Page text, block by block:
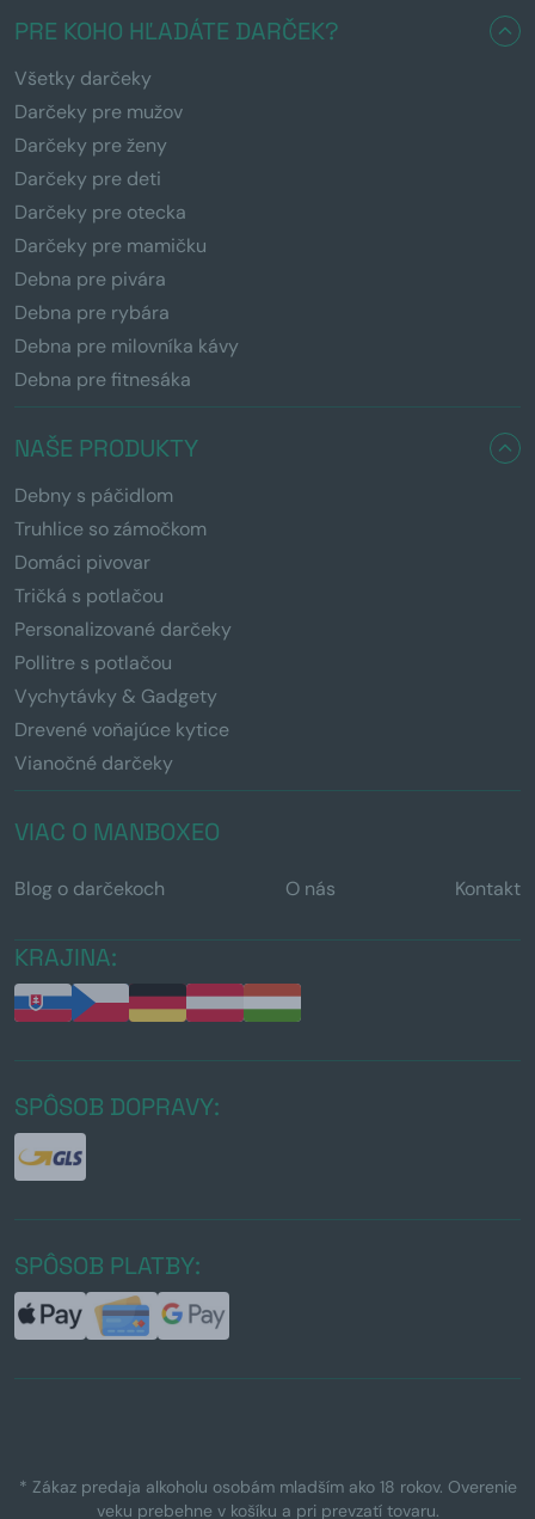
PRE KOHO HĽADÁTE DARČEK?
Všetky darčeky
Darčeky pre mužov
Darčeky pre ženy
Darčeky pre deti
Darčeky pre otecka
Darčeky pre mamičku
Debna pre pivára
Debna pre rybára
Debna pre milovníka kávy
Debna pre fitnesáka
NAŠE PRODUKTY
Debny s páčidlom
Truhlice so zámočkom
Domáci pivovar
Tričká s potlačou
Personalizované darčeky
Pollitre s potlačou
Vychytávky & Gadgety
Drevené voňajúce kytice
Vianočné darčeky
VIAC O MANBOXEO
Blog o darčekoch O nás Kontakt
KRAJINA:
SPÔSOB DOPRAVY:
SPÔSOB PLATBY:
* Zákaz predaja alkoholu osobám mladším ako 18 rokov. Overenie
veku prebehne v košíku a pri prevzatí tovaru.